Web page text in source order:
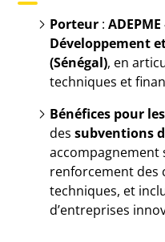
Porteur :
Développement
(Sénégal), en
techniques et
Bénéfices pour
dessubventions
accompagnement
renforcement des
techniques, et
d’entreprises